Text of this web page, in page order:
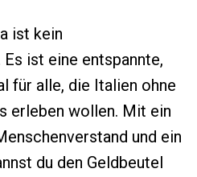
ist kein
ist eine entspannte,
für alle, die Italien ohne
erleben wollen. Mit ein
und ein
du den Geldbeutel